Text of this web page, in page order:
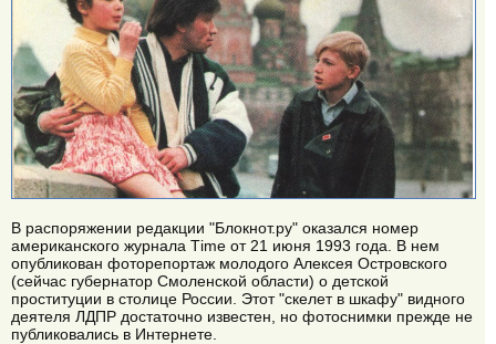
В распоряжении редакции "Блокнот.ру" оказался номер
американского журнала Тime от 21 июня 1993 года. В нем
опубликован фоторепортаж молодого Алексея Островского
(сейчас губернатор Смоленской области) о детской
проституции в столице России. Этот "скелет в шкафу" видного
деятеля ЛДПР достаточно известен, но фотоснимки прежде не
публиковались в Интернете.